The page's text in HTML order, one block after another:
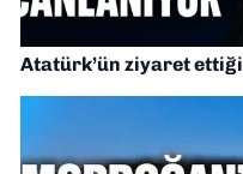
Atatürk’ün ziyaret